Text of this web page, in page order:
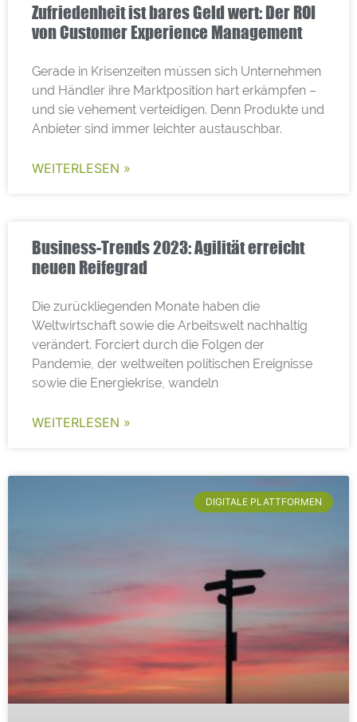
Zufriedenheit ist bares Geld wert: Der ROI
von Customer Experience Management
Gerade in Krisenzeiten müssen sich Unternehmen
und Händler ihre Marktposition hart erkämpfen –
und sie vehement verteidigen. Denn Produkte und
Anbieter sind immer leichter austauschbar.
WEITERLESEN »
Business-Trends 2023: Agilität erreicht
neuen Reifegrad
Die zurückliegenden Monate haben die
Weltwirtschaft sowie die Arbeitswelt nachhaltig
verändert. Forciert durch die Folgen der
Pandemie, der weltweiten politischen Ereignisse
sowie die Energiekrise, wandeln
WEITERLESEN »
DIGITALE PLATTFORMEN